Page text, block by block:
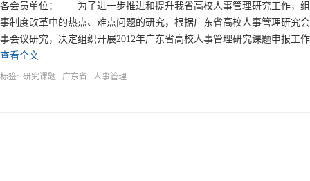
各会员单位： 为了进一步推进和提升我省高校人事管理研究工作，组
事制度改革中的热点、难点问题的研究，根据广东省高校人事管理研究
事会议研究，决定组织开展2012年广东省高校人事管理研究课题申报
查看全文
标签: 研究课题 广东省 人事管理